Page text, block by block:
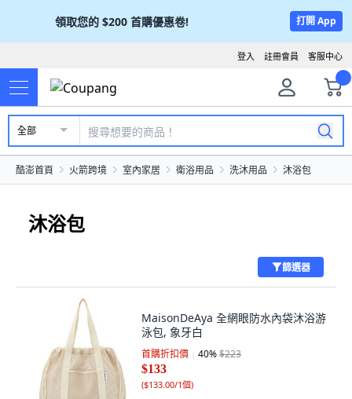
領取您的 $200 首購優惠卷! 打開 App
客服中心
註冊會員
登入
全部
酷澎首頁 火箭跨境 室內家居 衛浴用品 洗沐用品 沐浴包
沐浴包
篩選器
MaisonDeAya 全網眼防水內袋沐浴游
泳包, 象牙白
首購折扣價 40%$223
$133
($133.00/1個)